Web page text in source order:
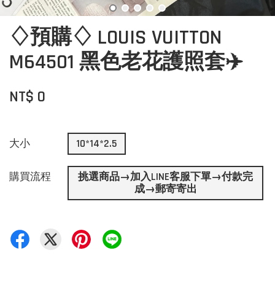
♢預購♢ LOUIS VUITTON
M64501 黑色老花護照套✈️
NT$ 0
大小 10*14*2.5
購買流程
挑選商品→加入LINE客服下單→付款完
成→郵寄寄出